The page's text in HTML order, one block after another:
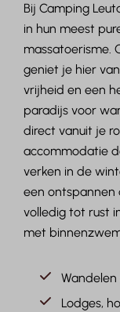
Bij Camping
in hun meest
massatoerisme.
geniet je hier
vrijheid en een
paradijs voor
direct vanuit je
accommodatie
verken in de
een ontspannen
volledig tot rust
met
Lodges,